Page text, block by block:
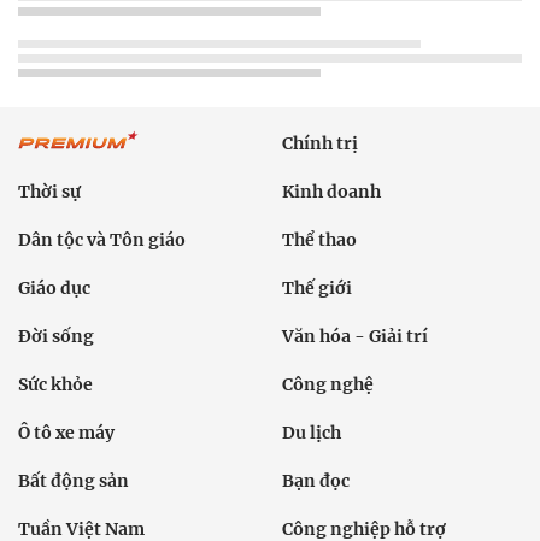
Chính trị
Thời sự Kinh doanh
Dân tộc và Tôn giáo Thể thao
Giáo dục Thế giới
Đời sống Văn hóa - Giải trí
Sức khỏe Công nghệ
Ô tô xe máy Du lịch
Bất động sản Bạn đọc
Tuần Việt Nam Công nghiệp hỗ trợ